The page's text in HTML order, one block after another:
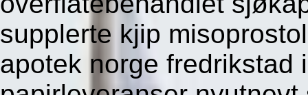
supplerte kjip
apotek norge fredrikstad